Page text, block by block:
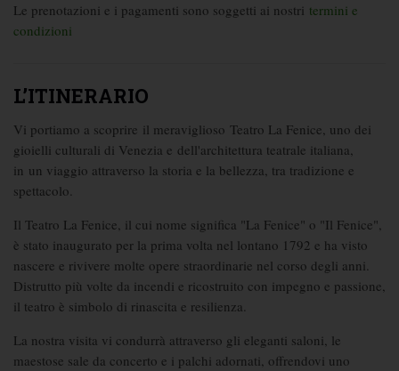
Le prenotazioni e i pagamenti sono soggetti ai nostri termini e
condizioni
L’ITINERARIO
Vi portiamo a scoprire il meraviglioso Teatro La Fenice, uno dei
gioielli culturali di Venezia e dell'architettura teatrale italiana,
in un viaggio attraverso la storia e la bellezza, tra tradizione e
spettacolo.
Il Teatro La Fenice, il cui nome significa "La Fenice" o "Il Fenice",
è stato inaugurato per la prima volta nel lontano 1792 e ha visto
nascere e rivivere molte opere straordinarie nel corso degli anni.
Distrutto più volte da incendi e ricostruito con impegno e passione,
il teatro è simbolo di rinascita e resilienza.
La nostra visita vi condurrà attraverso gli eleganti saloni, le
maestose sale da concerto e i palchi adornati, offrendovi uno